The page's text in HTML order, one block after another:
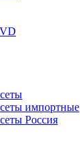
импортные
Россия